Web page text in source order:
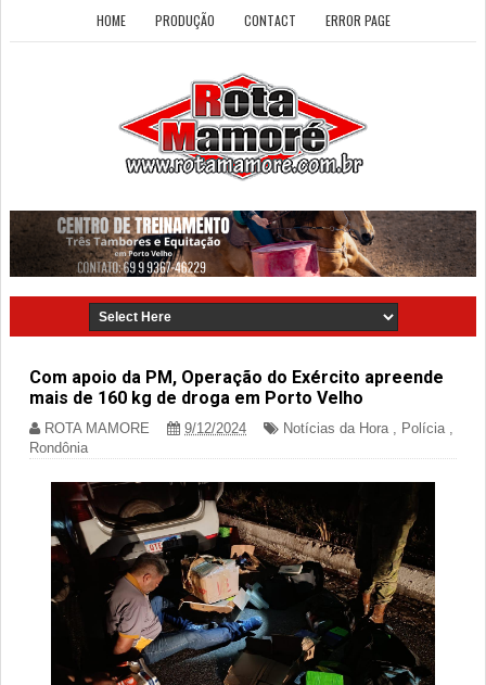
HOME PRODUÇÃO CONTACT ERROR PAGE
Com apoio da PM, Operação do Exército apreende
mais de 160 kg de droga em Porto Velho
ROTA MAMORE 9/12/2024 Notícias da Hora, Polícia,
Rondônia